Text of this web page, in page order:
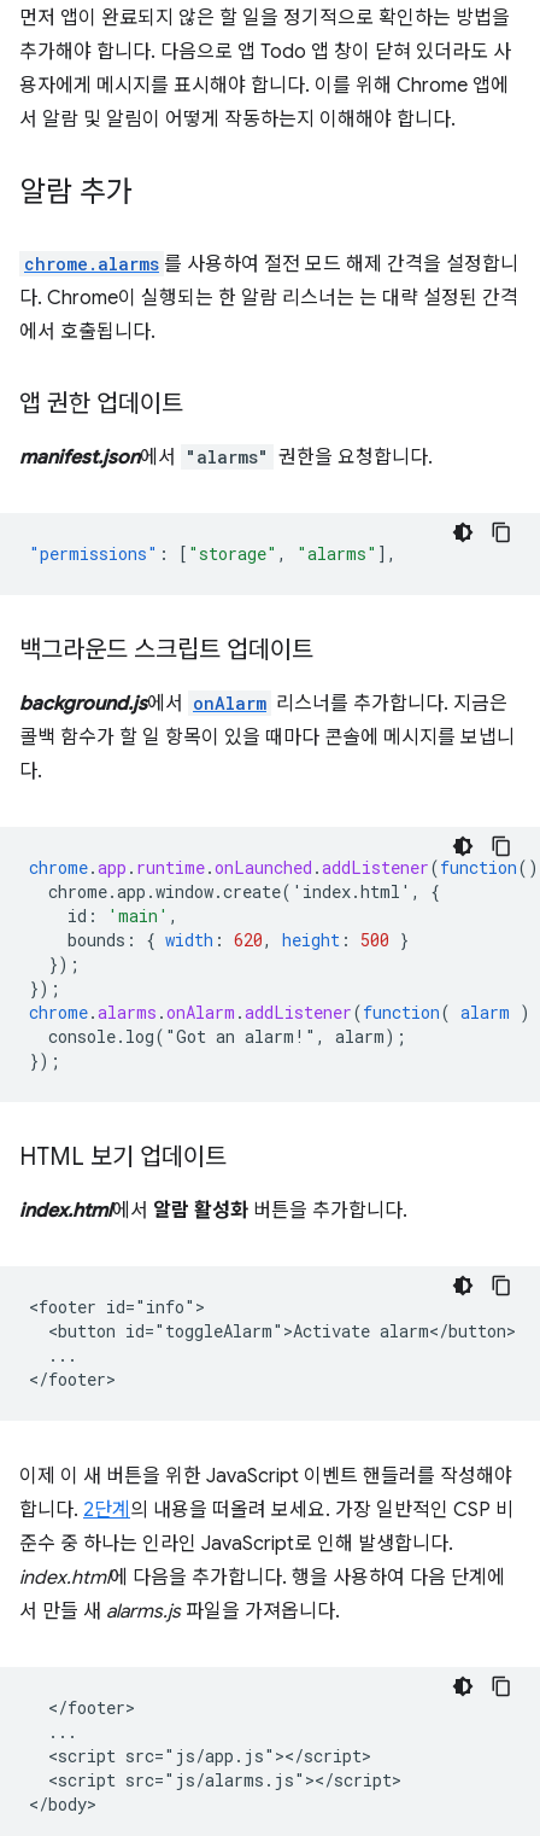
먼저 앱이 완료되지 않은 할 일을 정기적으로 확인하는 방법을
추가해야 합니다. 다음으로 앱 Todo 앱 창이 닫혀 있더라도 사
용자에게 메시지를 표시해야 합니다. 이를 위해 Chrome 앱에
서 알람 및 알림이 어떻게 작동하는지 이해해야 합니다.
알람 추가
chrome.alarms 를 사용하여 절전 모드 해제 간격을 설정합니
다. Chrome이 실행되는 한 알람 리스너는 는 대략 설정된 간격
에서 호출됩니다.
앱 권한 업데이트
manifest.json에서 "alarms" 권한을 요청합니다.
"permissions" : [ "storage" , "alarms" ],
백그라운드 스크립트 업데이트
background.js에서 onAlarm 리스너를 추가합니다. 지금은
콜백 함수가 할 일 항목이 있을 때마다 콘솔에 메시지를 보냅니
다.
chrome.app . runtime.onLaunched .addListener(function()
chrome.app.window.create('index.html',
{
id : 'main' ,
bounds : { width : 620, height : 500 }
});
});
chrome.alarms .onAlarm .addListener(function( alarm )
console.log("Got an alarm!", alarm) ;
});
HTML 보기 업데이트
index.html에서 알람 활성화 버튼을 추가합니다.
<footer id="info">
  <button id="toggleAlarm">Activate alarm</button>
  ...
이제 이 새 버튼을 위한 JavaScript 이벤트 핸들러를 작성해야
합니다. 2단계 의 내용을 떠올려 보세요. 가장 일반적인 CSP 비
준수 중 하나는 인라인 JavaScript로 인해 발생합니다.
index.html에 다음을 추가합니다. 행을 사용하여 다음 단계에
서 만들 새 alarms.js파일을 가져옵니다.
  </footer>
  ...
  <script src="js/app.js"></script>
  <script src="js/alarms.js"></script>